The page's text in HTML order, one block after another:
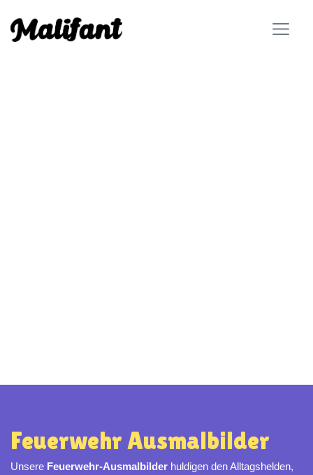
Feuerwehr Ausmalbilder
Unsere Feuerwehr-Ausmalbilder huldigen den Alltagshelden,